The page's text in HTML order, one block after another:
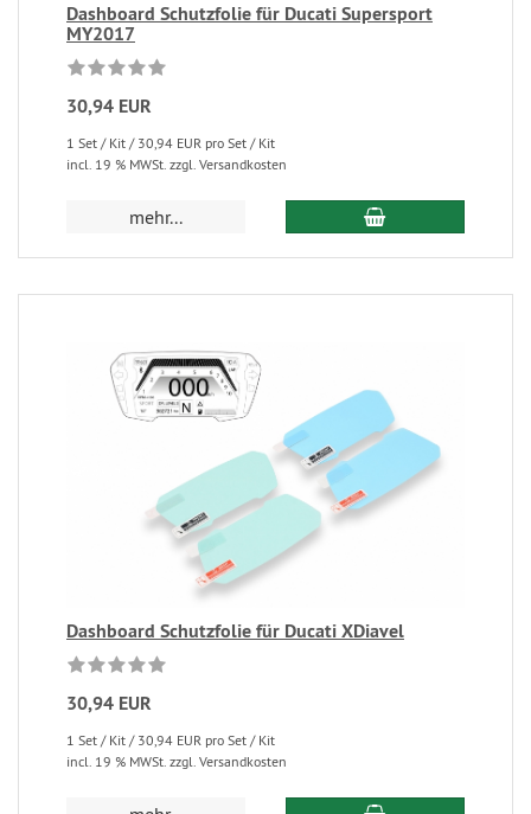
Dashboard Schutzfolie für Ducati Supersport
MY2017
30,94 EUR
1 Set / Kit / 30,94 EUR pro Set / Kit
incl. 19 % MWSt. zzgl. Versandkosten
mehr...
Dashboard Schutzfolie für Ducati XDiavel
30,94 EUR
1 Set / Kit / 30,94 EUR pro Set / Kit
incl. 19 % MWSt. zzgl. Versandkosten